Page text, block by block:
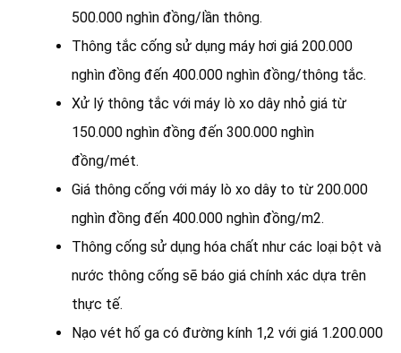
500.000 nghìn đồng/lần thông.
Thông tắc cống sử dụng máy hơi giá 200.000
nghìn đồng đến 400.000 nghìn đồng/thông tắc.
Xử lý thông tắc với máy lò xo dây nhỏ giá từ
150.000 nghìn đồng đến 300.000 nghìn
đồng/mét.
Giá thông cống với máy lò xo dây to từ 200.000
nghìn đồng đến 400.000 nghìn đồng/m2.
Thông cống sử dụng hóa chất như các loại bột và
nước thông cống sẽ báo giá chính xác dựa trên
thực tế.
Nạo vét hố ga có đường kính 1,2 với giá 1.200.000